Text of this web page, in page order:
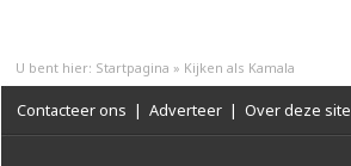
U bent hier: Startpagina » Kijken als Kamala
Contacteer ons | Adverteer | Over deze site